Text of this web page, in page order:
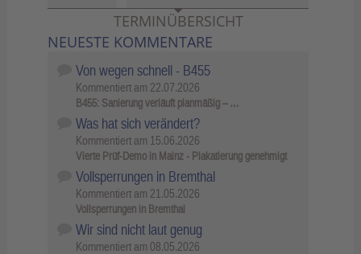
TERMINÜBERSICHT
NEUESTE KOMMENTARE
Von wegen schnell - B455
Kommentiert am 22.07.2026
B455: Sanierung verläuft planmäßig – …
Was hat sich verändert?
Kommentiert am 15.06.2026
Vierte Prüf-Demo in Mainz - Plakatierung genehmigt
Vollsperrungen in Bremthal
Kommentiert am 21.05.2026
Vollsperrungen in Bremthal
Wir sind nicht laut genug
Kommentiert am 08.05.2026